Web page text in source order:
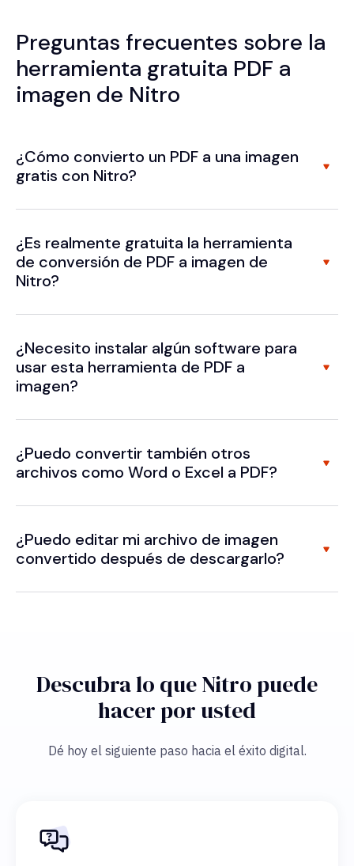
Preguntas frecuentes sobre la
herramienta gratuita PDF a
imagen de Nitro
¿Cómo convierto un PDF a una imagen
gratis con Nitro?
¿Es realmente gratuita la herramienta
de conversión de PDF a imagen de
Nitro?
¿Necesito instalar algún software para
usar esta herramienta de PDF a
imagen?
¿Puedo convertir también otros
archivos como Word o Excel a PDF?
¿Puedo editar mi archivo de imagen
convertido después de descargarlo?
Descubra lo que Nitro puede
hacer por usted
Dé hoy el siguiente paso hacia el éxito digital.